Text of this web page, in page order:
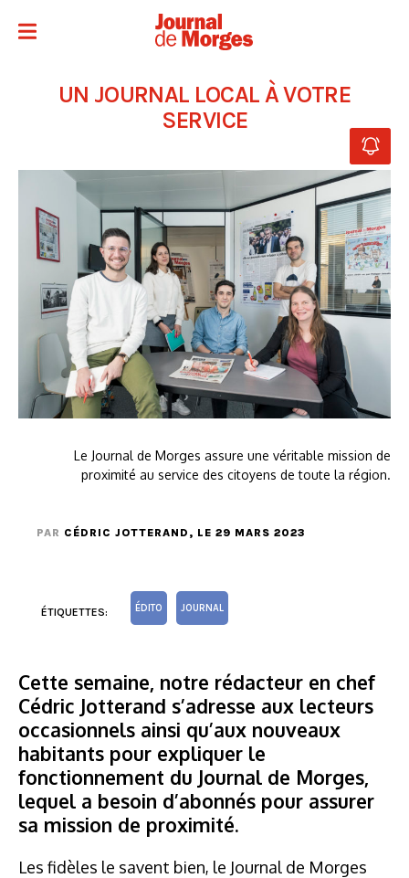
UN JOURNAL LOCAL À VOTRE
SERVICE
Le Journal de Morges assure une véritable mission de
proximité au service des citoyens de toute la région.
PAR CÉDRIC JOTTERAND , LE 29 MARS 2023
ÉTIQUETTES: ÉDITO JOURNAL
Cette semaine, notre rédacteur en chef
Cédric Jotterand s’adresse aux lecteurs
occasionnels ainsi qu’aux nouveaux
habitants pour expliquer le
fonctionnement du Journal de Morges,
lequel a besoin d’abonnés pour assurer
sa mission de proximité.
Les fidèles le savent bien, le Journal de Morges